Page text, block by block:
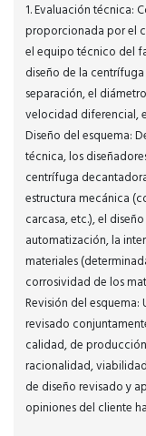
1. Evaluación técnica:
proporcionada por el
el equipo técnico del
diseño de la
separación, el
velocidad diferencial,
Diseño del esquema:
técnica, los
centrífuga
estructura mecánica
carcasa, etc.), el
automatización, la
materiales
corrosividad de los
Revisión del
revisado
calidad, de
racionalidad,
de diseño revisado y
opiniones del cliente